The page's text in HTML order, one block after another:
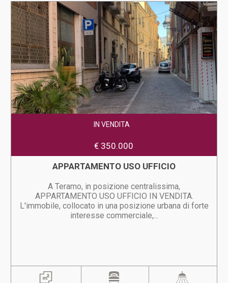
IN VENDITA
€ 350.000
APPARTAMENTO USO UFFICIO
A Teramo, in posizione centralissima,
APPARTAMENTO USO UFFICIO IN VENDITA.
L'immobile, collocato in una posizione urbana di forte
interesse commerciale,...